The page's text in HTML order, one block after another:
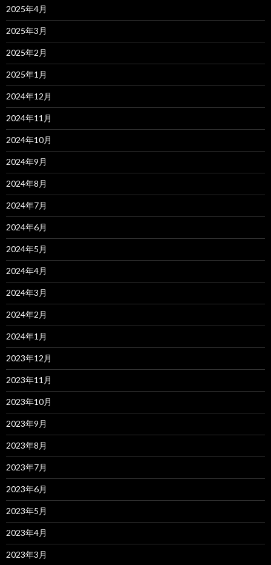
2025年4月
2025年3月
2025年2月
2025年1月
2024年12月
2024年11月
2024年10月
2024年9月
2024年8月
2024年7月
2024年6月
2024年5月
2024年4月
2024年3月
2024年2月
2024年1月
2023年12月
2023年11月
2023年10月
2023年9月
2023年8月
2023年7月
2023年6月
2023年5月
2023年4月
2023年3月